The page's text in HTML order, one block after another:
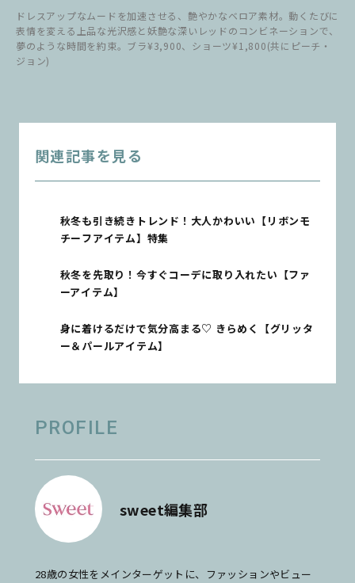
ドレスアップなムードを加速させる、艶やかなベロア素材。動くたびに
表情を変える上品な光沢感と妖艶な深いレッドのコンビネーションで、
夢のような時間を約束。ブラ¥3,900、ショーツ¥1,800(共にピーチ・
ジョン)
関連記事を見る
秋冬も引き続きトレンド！大人かわいい【リボンモ
チーフアイテム】特集
秋冬を先取り！今すぐコーデに取り入れたい【ファ
ーアイテム】
身に着けるだけで気分高まる♡ きらめく【グリッタ
ー＆パールアイテム】
PROFILE
sweet編集部
28歳の女性をメインターゲットに、ファッションやビュー